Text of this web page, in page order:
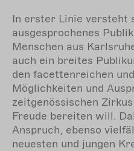
In erster Linie versteht
ausgesprochenes
Menschen aus
auch ein breites
den facettenreichen
Möglichkeiten und
zeitgenössischen
Freude bereiten will.
Anspruch, ebenso
neuesten und jungen